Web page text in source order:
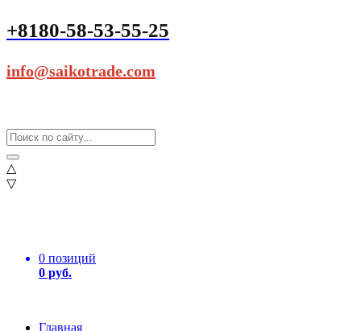
+8180-58-53-55-25
info@saikotrade.com
△
▽
0 позиций
0 руб.
Главная